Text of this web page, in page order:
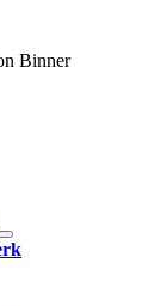
Binner